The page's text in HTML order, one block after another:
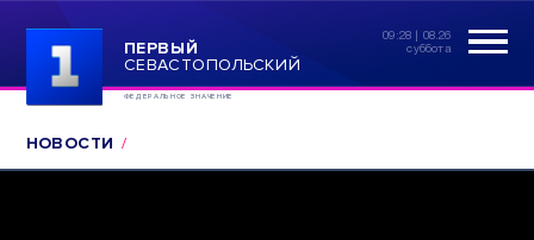
ПЕРВЫЙ
СЕВАСТОПОЛЬСКИЙ
ФЕДЕРАЛЬНОЕ ЗНАЧЕНИЕ
09:28 | 08.26
суббота
НОВОСТИ